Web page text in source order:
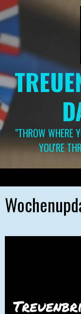
Springe
zum
"THROW WHERE
YOU'RE